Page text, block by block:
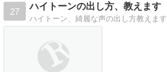
27
ハイトーンの出し方、教えます
ハイトーン、綺麗な声の出し方教えます